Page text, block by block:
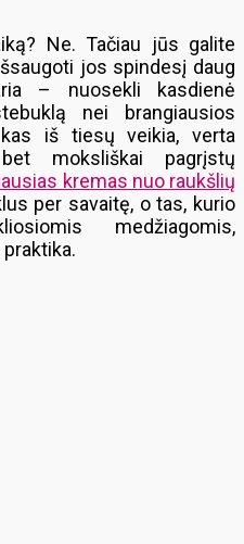
Ne. Tačiau jūs galite
jos spindesį daug
– nuosekli kasdienė
nei brangiausios
iš tiesų veikia, verta
moksliškai pagrįstų
kremas nuo raukšlių
per savaitę, o tas, kurio
medžiagomis,